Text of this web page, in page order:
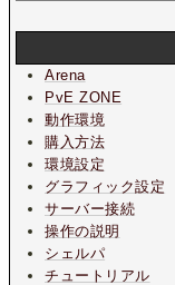
Arena
PvE ZONE
動作環境
購入方法
環境設定
グラフィック設定
サーバー接続
操作の説明
シェルパ
チュートリアル